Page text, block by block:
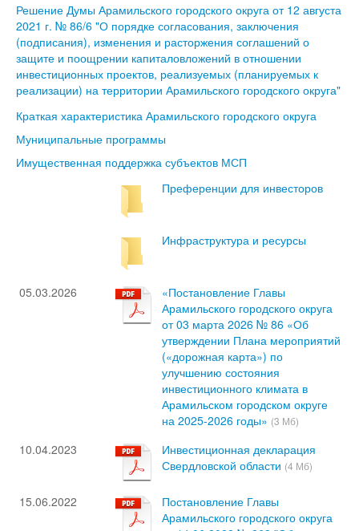
Решение Думы Арамильского городского округа от 12 августа
2021 г. № 86/6 "О порядке согласования, заключения
(подписания), изменения и расторжения соглашений о
защите и поощрении капиталовложений в отношении
инвестиционных проектов, реализуемых (планируемых к
реализации) на территории Арамильского городского округа"
Краткая характеристика Арамильского городского округа
Муниципальные программы
Имущественная поддержка субъектов МСП
Преференции для инвесторов
Инфраструктура и ресурсы
05.03.2026
«Постановление Главы
Арамильского городского округа
от 03 марта 2026 № 86 «Об
утверждении Плана мероприятий
(«дорожная карта») по
улучшению состояния
инвестиционного климата в
Арамильском городском округе
на 2025-2026 годы» (3 Мб)
10.04.2023
Инвестиционная декларация
Свердловской области (4 Мб)
15.06.2022
Постановление Главы
Арамильского городского округа